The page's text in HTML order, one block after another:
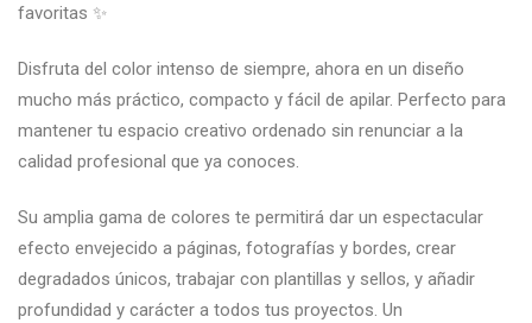
favoritas ✨
Disfruta del color intenso de siempre, ahora en un diseño
mucho más práctico, compacto y fácil de apilar. Perfecto para
mantener tu espacio creativo ordenado sin renunciar a la
calidad profesional que ya conoces.
Su amplia gama de colores te permitirá dar un espectacular
efecto envejecido a páginas, fotografías y bordes, crear
degradados únicos, trabajar con plantillas y sellos, y añadir
profundidad y carácter a todos tus proyectos. Un